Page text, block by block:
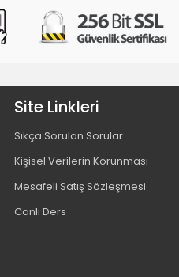
Site Linkleri
Sıkça Sorulan Sorular
Kişisel Verilerin Korunması
Mesafeli Satış Sözleşmesi
Canlı Ders